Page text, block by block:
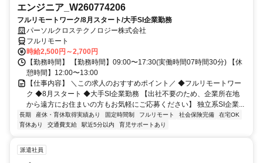
エンジニア_W260774206
フルリモートワーク/8月スタート/大手SI企業勤務
パーソルクロステクノロジー株式会社
フルリモート
時給2,500円～2,700円
【勤務時間】 【勤務時間】09:00〜17:30(実働時間07時間30分) 【休
憩時間】12:00〜13:00
【仕事内容】 ＼この求人のおすすめポイント／ ◆フルリモートワー
ク ◆8月スタート ◆大手SI企業勤務 【出社不要のため、企業所在地
から遠方にお住まいの方もお気軽にご応募ください】 独立系SI企業...
長期 産休・育休取得実績あり 固定時間制 フルリモート 社会保険完備
在宅OK
育休あり
交通費支給 駅近5分以内 育児サポートあり
派遣社員